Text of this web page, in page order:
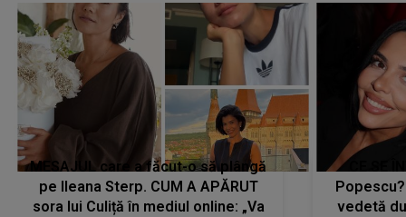
MESAJUL care a făcut-o să plângă
pe Ileana Sterp. CUM A APĂRUT
sora lui Culiță în mediul online: „Va
vedetă